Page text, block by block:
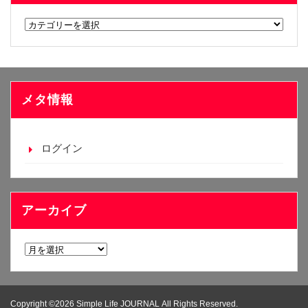
カ
リ
ー
メタ情報
ログイン
アーカイブ
ア
Copyright ©2026 Simple Life JOURNAL All Rights Reserved.